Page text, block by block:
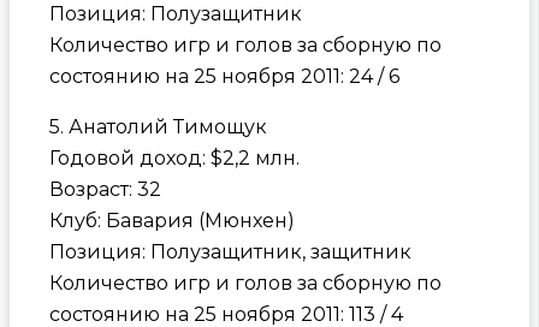
Позиция: Полузащитник
Количество игр и голов за сборную по
состоянию на 25 ноября 2011: 24 / 6
5. Анатолий Тимощук
Годовой доход: $2,2 млн.
Возраст: 32
Клуб: Бавария (Мюнхен)
Позиция: Полузащитник, защитник
Количество игр и голов за сборную по
состоянию на 25 ноября 2011: 113 / 4